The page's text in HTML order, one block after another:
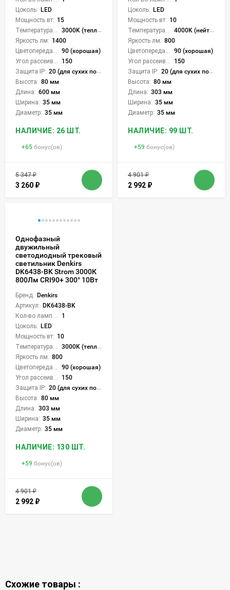
Цоколь: LED
Мощность вт: 15
3000K (теплый)
Яркость лм: 1400
90 (хорошая)
150
Защита IP: 20 (для сухих пом.)
Высота: 80 мм
Длина: 600 мм
Ширина: 35 мм
Диаметр: 35 мм
НАЛИЧИЕ: 26 ШТ.
+65 бонус(ов)
5 347₽
3 260 ₽
Цоколь: LED
Мощность вт: 10
4000K (нейтральный)
Яркость лм: 800
90 (хорошая)
150
Защита IP: 20 (для сухих пом.)
Высота: 80 мм
Длина: 303 мм
Ширина: 35 мм
Диаметр: 35 мм
НАЛИЧИЕ: 99 ШТ.
+59 бонус(ов)
4 901₽
2 992 ₽
Однофазный
двужильный
светодиодный трековый
светильник Denkirs
DK6438-BK Strom 3000К
800Лм CRI90+ 300° 10Вт
Бренд: Denkirs
Артикул: DK6438-BK
1
Цоколь: LED
Мощность вт: 10
3000K (теплый)
Яркость лм: 800
90 (хорошая)
150
Защита IP: 20 (для сухих пом.)
Высота: 80 мм
Длина: 303 мм
Ширина: 35 мм
Диаметр: 35 мм
НАЛИЧИЕ: 130 ШТ.
+59 бонус(ов)
4 901₽
2 992 ₽
Схожие товары :